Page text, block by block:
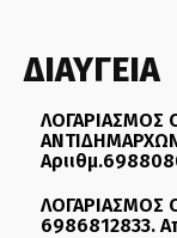
ΔΙΑΥΓΕΙΑ
ΛΟΓΑΡΙΑΣΜΟΣ
ΛΟΓΑΡΙΑΣΜΟΣ
6986812833.